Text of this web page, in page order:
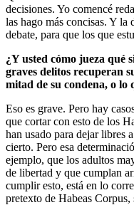
decisiones. Yo comencé
las hago más concisas. Y la
debate, para que los que
¿Y usted cómo jueza qué
graves delitos recuperan
mitad de su condena, o lo
Eso es grave. Pero hay
que cortar con esto de los
han usado para dejar libres
cierto. Pero esa
ejemplo, que los adultos
de libertad y que cumplan
cumplir esto, está en lo
pretexto de Habeas Corpus,